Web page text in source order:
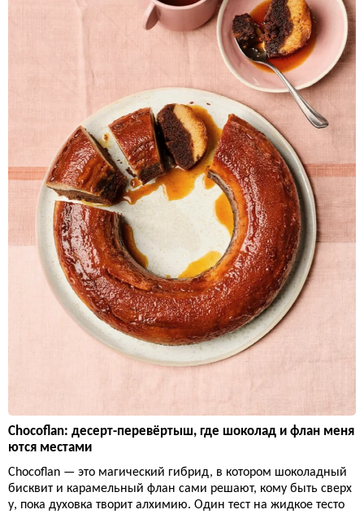
Chocoflan: десерт-перевёртыш, где шоколад и флан меня
ются местами
Chocoflan — это магический гибрид, в котором шоколадный
бисквит и карамельный флан сами решают, кому быть сверх
у, пока духовка творит алхимию. Один тест на жидкое тесто